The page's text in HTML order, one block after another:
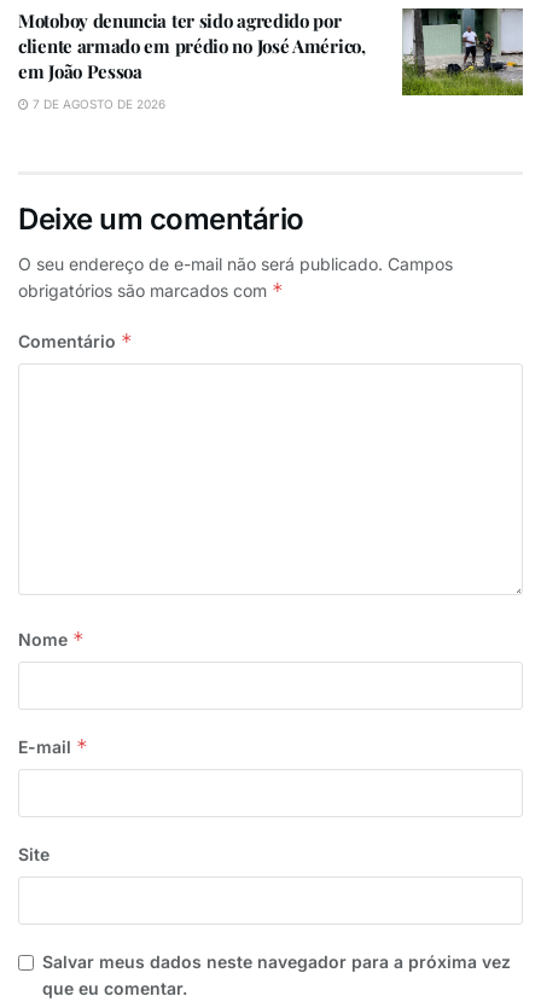
as aulas da semana. Neste sábado e domingo, as
aulas serão às 8h e 14h.
A proposta da nova grade é fortalecer conteúdos
da realidade dos paraibanos.
A transmissão das aulas do Enem encabeça a nova
programação da TV ALPB, que também contará com
cultura.
Motoboy denuncia ter sido agredido por
cliente armado em prédio no José Américo,
em João Pessoa
7 DE AGOSTO DE 2026
Deixe um comentário
O seu endereço de e-mail não será publicado. Campos
obrigatórios são marcados com *
Comentário *
Nome *
E-mail *
Site
Salvar meus dados neste navegador para a próxima vez
que eu comentar.